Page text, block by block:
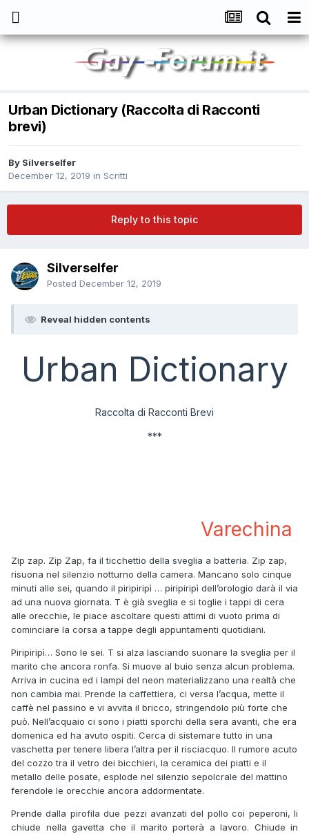
Urban Dictionary (Raccolta di Racconti
brevi)
By Silverselfer
December 12, 2019 in Scritti
Reply to this topic
Silverselfer
Posted December 12, 2019
Reveal hidden contents
Urban Dictionary
Raccolta di Racconti Brevi
***
Varechina
Zip zap. Zip Zap, fa il ticchettio della sveglia a batteria. Zip zap,
risuona nel silenzio notturno della camera. Mancano solo cinque
minuti alle sei, quando il piripiripì … piripiripì dell’orologio darà il via
ad una nuova giornata. T è già sveglia e si toglie i tappi di cera
alle orecchie, le piace ascoltare questi attimi di vuoto prima di
cominciare la corsa a tappe degli appuntamenti quotidiani.
Piripiripì… Sono le sei. T si alza lasciando suonare la sveglia per il
marito che ancora ronfa. Si muove al buio senza alcun problema.
Arriva in cucina ed i lampi del neon materializzano una realtà che
non cambia mai. Prende la caffettiera, ci versa l’acqua, mette il
caffè nel passino e vi avvita il bricco, stringendolo più forte che
può. Nell’acquaio ci sono i piatti sporchi della sera avanti, che era
domenica ed ha avuto ospiti. Cerca di sistemare tutto in una
vaschetta per tenere libera l’altra per il risciacquo. Il rumore acuto
del cozzo tra il vetro dei bicchieri, la ceramica dei piatti e il
metallo delle posate, esplode nel silenzio sepolcrale del mattino
ferendole le orecchie ancora addormentate.
Prende dalla pirofila due pezzi avanzati del pollo coi peperoni, li
chiude nella gavetta che il marito porterà a lavoro. Chiude in